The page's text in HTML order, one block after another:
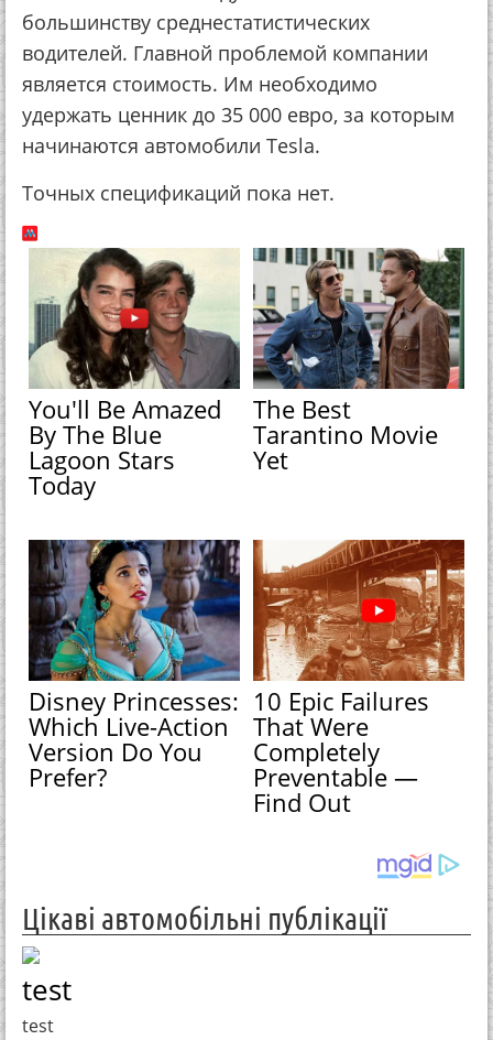
большинству среднестатистических
водителей. Главной проблемой компании
является стоимость. Им необходимо
удержать ценник до 35 000 евро, за которым
начинаются автомобили Tesla.
Точных спецификаций пока нет.
You'll Be Amazed
By The Blue
Lagoon Stars
Today
The Best
Tarantino Movie
Yet
Disney Princesses:
Which Live-Action
Version Do You
Prefer?
10 Epic Failures
That Were
Completely
Preventable —
Find Out
Цікаві автомобільні публікації
test
test